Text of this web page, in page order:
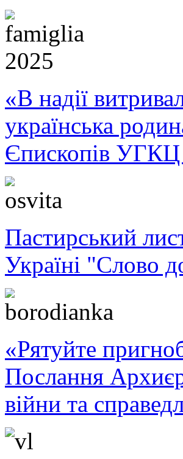
«В надії
українська
Єпископів УГКЦ
Пастирський
Україні "Слово
«Рятуйте
Послання
війни та